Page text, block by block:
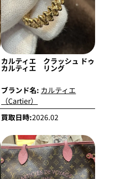
カルティエ クラッシュ ドゥ
カルティエ リング
ブランド名: カルティエ
（Cartier）
買取日時:2026.02